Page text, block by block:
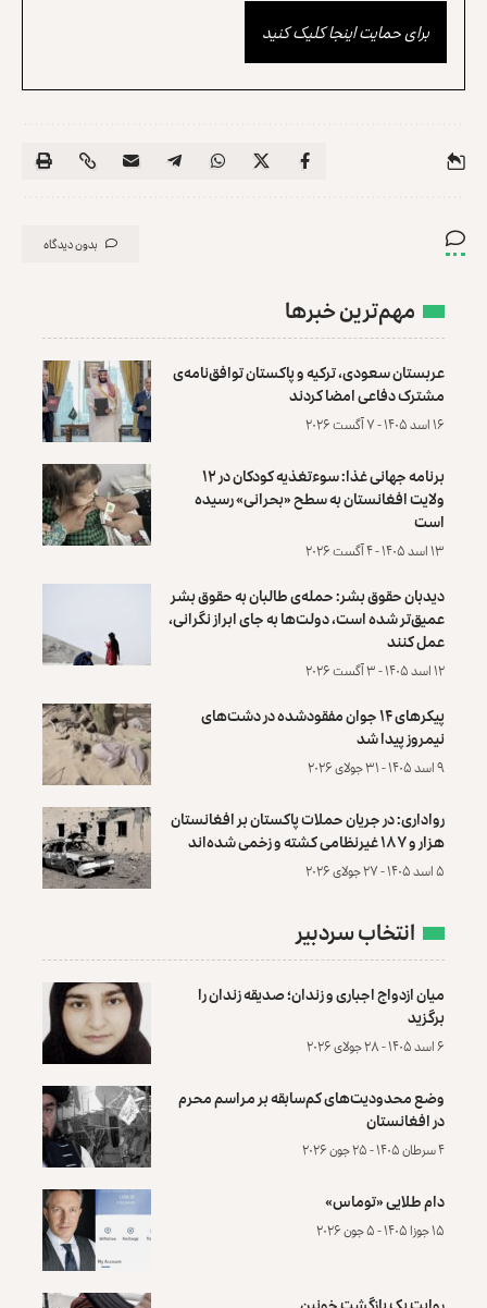
برای حمایت اینجا کلیک کنید
بدون دیدگاه
مهم‌ترین خبرها
عربستان سعودی، ترکیه و پاکستان توافق‌نامه‌ی
مشترک دفاعی امضا کردند
۱۶ اسد ۱۴۰۵ - ۷ آگست ۲۰۲۶
برنامه جهانی غذا: سوءتغذیه کودکان در ۱۲
ولایت افغانستان به سطح «بحرانی» رسیده
است
۱۳ اسد ۱۴۰۵ - ۴ آگست ۲۰۲۶
دیدبان حقوق بشر: حمله‌ی طالبان به حقوق بشر
عمیق‌تر شده است، دولت‌ها به جای ابراز نگرانی،
عمل کنند
۱۲ اسد ۱۴۰۵ - ۳ آگست ۲۰۲۶
پیکرهای ۱۴ جوان مفقودشده در دشت‌های
نیمروز پیدا شد
۹ اسد ۱۴۰۵ - ۳۱ جولای ۲۰۲۶
رواداری: در جریان حملات پاکستان بر افغانستان
هزار و ۱۸۷ غیرنظامی کشته و زخمی شده‌اند
۵ اسد ۱۴۰۵ - ۲۷ جولای ۲۰۲۶
انتخاب سردبیر
میان ازدواج اجباری و زندان؛ صدیقه زندان را
برگزید
۶ اسد ۱۴۰۵ - ۲۸ جولای ۲۰۲۶
وضع محدودیت‌های کم‌سابقه بر مراسم محرم
در افغانستان
۴ سرطان ۱۴۰۵ - ۲۵ جون ۲۰۲۶
دام طلایی «توماس»
۱۵ جوزا ۱۴۰۵ - ۵ جون ۲۰۲۶